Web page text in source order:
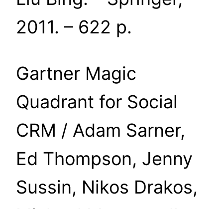
2011. – 622 p.
Gartner Magic
Quadrant for Social
CRM / Adam Sarner,
Ed Thompson, Jenny
Sussin, Nikos Drakos,